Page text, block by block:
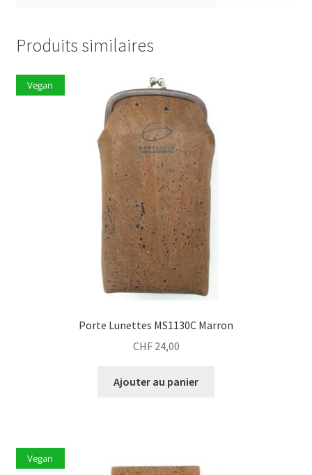
Produits similaires
Vegan
Porte Lunettes MS1130C Marron
CHF24,00
Ajouter au panier
Vegan